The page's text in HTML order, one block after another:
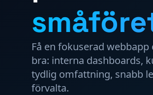
Få en fokuserad
bra: interna dashboards,
tydlig omfattning, snabb
förvalta.